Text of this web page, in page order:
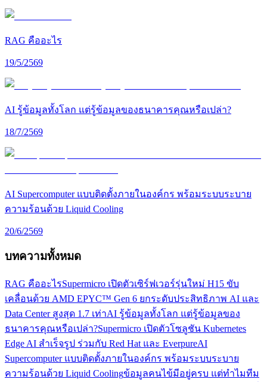
RAG คืออะไร
19/5/2569
AI รู้ข้อมูลทั้งโลก แต่รู้ข้อมูลของธนาคารคุณหรือเปล่า?
18/7/2569
AI Supercomputer แบบติดตั้งภายในองค์กร พร้อมระบบระบาย
ความร้อนด้วย Liquid Cooling
20/6/2569
บทความทั้งหมด
RAG คืออะไรSupermicro เปิดตัวเซิร์ฟเวอร์รุ่นใหม่ H15 ขับ
เคลื่อนด้วย AMD EPYC™ Gen 6 ยกระดับประสิทธิภาพ AI และ
Data Center สูงสุด 1.7 เท่าAI รู้ข้อมูลทั้งโลก แต่รู้ข้อมูลของ
ธนาคารคุณหรือเปล่า?Supermicro เปิดตัวโซลูชัน Kubernetes
Edge AI สำเร็จรูป ร่วมกับ Red Hat และ EverpureAI
Supercomputer แบบติดตั้งภายในองค์กร พร้อมระบบระบาย
ความร้อนด้วย Liquid Coolingข้อมูลคนไข้มีอยู่ครบ แต่ทำไมทีม